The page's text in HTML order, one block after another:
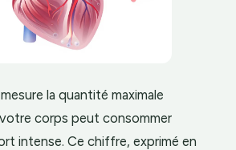
la quantité maximale
corps peut consommer
intense. Ce chiffre, exprimé en